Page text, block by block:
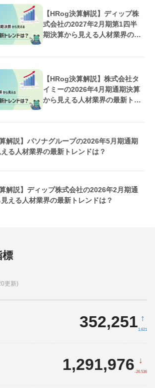
【HRog決算解説】ディップ株
式会社の2027年2月期第1四半
期決算から見える人材業界の最
【HRog決算解説】株式会社タ
イミーの2026年4月期通期決算
から見える人材業界の最新トレ
解説】パソナグループの2026年5月期通期
る人材業界の最新トレンドは？
解説】ディップ株式会社の2026年2月期通
える人材業界の最新トレンドは？
標
更新)
352,251 ↑
1,621
1,291,976 ↓
-26,536